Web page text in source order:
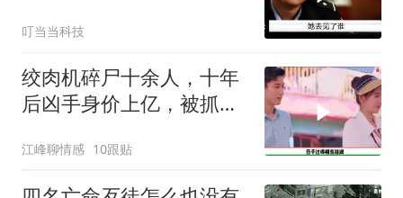
叮当当科技
绞肉机碎尸十余人，十年
后凶手身价上亿，被抓后
江峰聊情感 10跟贴